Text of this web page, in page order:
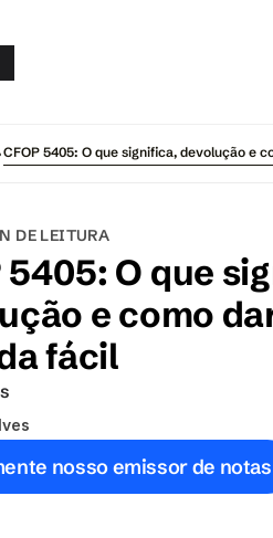
CFOP 5405: O que significa, devolução e
DE LEITURA
5405: O que
e como
fácil
nosso emissor de notas